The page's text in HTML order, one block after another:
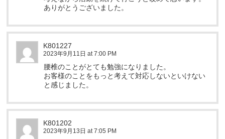
ありがとうございました。
K801227
2023年9月11日 at 7:00 PM
腰椎のことがとても勉強になりました。
お客様のことをもっと考えて対応しないといけない
と感じました。
K801202
2023年9月13日 at 7:05 PM